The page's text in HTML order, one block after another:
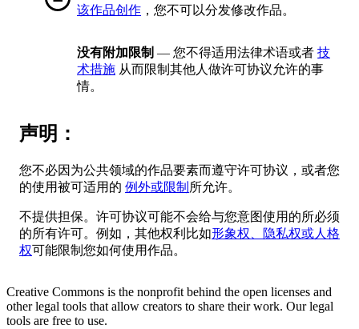
该作品创作 ，您不可以分发修改作品。
没有附加限制 — 您不得适用法律术语或者 技
术措施 从而限制其他人做许可协议允许的事
情。
声明：
您不必因为公共领域的作品要素而遵守许可协议，或者您
的使用被可适用的 例外或限制 所允许。
不提供担保。许可协议可能不会给与您意图使用的所必须
的所有许可。例如，其他权利比如形象权、隐私权或人格
权可能限制您如何使用作品。
Creative Commons is the nonprofit behind the open licenses and
other legal tools that allow creators to share their work. Our legal
tools are free to use.